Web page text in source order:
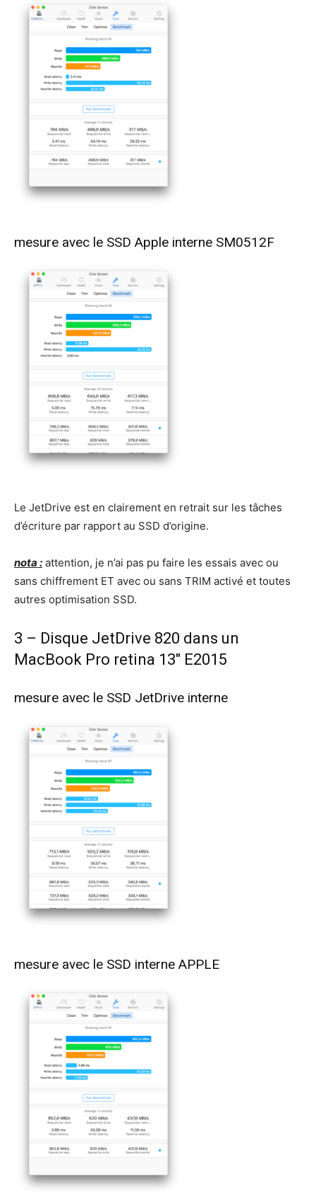
mesure avec le SSD Apple interne SM0512F
Le JetDrive est en clairement en retrait sur les tâches
d’écriture par rapport au SSD d’origine.
nota : attention, je n’ai pas pu faire les essais avec ou
sans chiffrement ET avec ou sans TRIM activé et toutes
autres optimisation SSD.
3 – Disque JetDrive 820 dans un
MacBook Pro retina 13″ E2015
mesure avec le SSD JetDrive interne
mesure avec le SSD interne APPLE